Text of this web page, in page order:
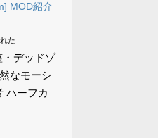
MOD紹介
た
・デッドゾ
なモーシ
ハーフカ